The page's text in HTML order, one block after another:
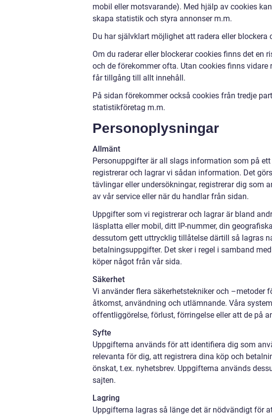
mobil eller motsvarande). Med hjälp av cookies
skapa statistik och styra annonser m.m.
Du har självklart möjlighet att radera eller blockera
Om du raderar eller blockerar cookies finns det en
och de förekommer ofta. Utan cookies finns
får tillgång till allt innehåll.
På sidan förekommer också cookies från tredje
statistikföretag m.m.
Personoplysningar
Allmänt
Personuppgifter är all slags information som på
registrerar och lagrar vi sådan information. Det
tävlingar eller undersökningar, registrerar dig som
av vår service eller när du handlar från sidan.
Uppgifter som vi registrerar och lagrar är bland
läsplatta eller mobil, ditt IP-nummer, din
dessutom gett uttrycklig tillåtelse därtill så lagras
betalningsuppgifter. Det sker i regel i samband
köper något från vår sida.
Säkerhet
Vi använder flera säkerhetstekniker och
åtkomst, användning och utlämnande. Våra
offentliggörelse, förlust, förringelse eller att de på
Syfte
Uppgifterna används för att identifiera dig som
relevanta för dig, att registrera dina köp och
önskat, t.ex. nyhetsbrev. Uppgifterna används
sajten.
Lagring
Uppgifterna lagras så länge det är nödvändigt för